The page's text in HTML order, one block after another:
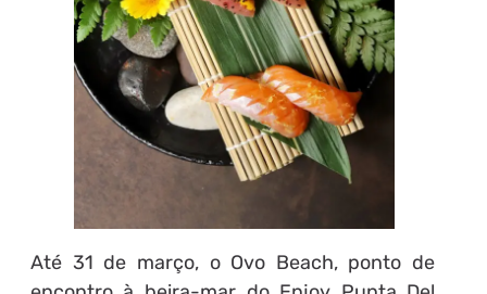
Até 31 de março, o Ovo Beach, ponto de